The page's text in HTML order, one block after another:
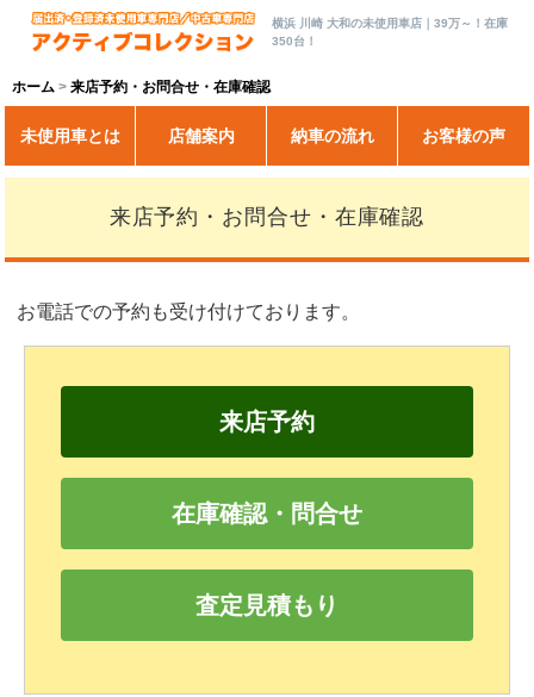
横浜 川崎 大和の未使用車店｜39万～！在庫
350台！
ホーム 来店予約・お問合せ・在庫確認
未使用車とは 店舗案内 納車の流れ お客様の声
来店予約・お問合せ・在庫確認
お電話での予約も受け付けております。
来店予約
在庫確認・問合せ
査定見積もり